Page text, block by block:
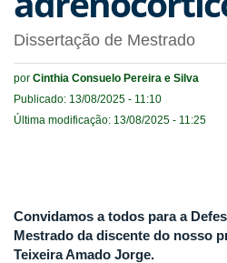
Dissertação de Mestrado
por Cinthia Consuelo Pereira e Silva
Publicado: 13/08/2025 - 11:10
Última modificação: 13/08/2025 - 11:25
Convidamos a todos para a
Mestrado da discente do nosso
Teixeira Amado Jorge.